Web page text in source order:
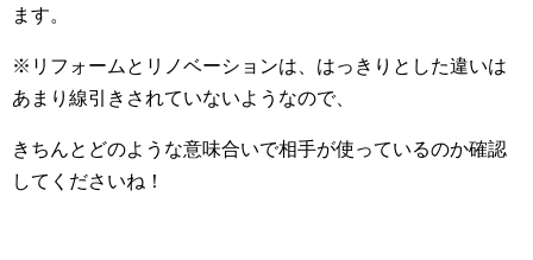
ます。
※リフォームとリノベーションは、はっきりとした違いは
あまり線引きされていないようなので、
きちんとどのような意味合いで相手が使っているのか確認
してくださいね！